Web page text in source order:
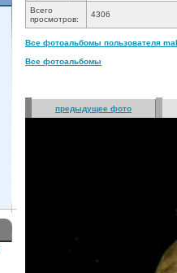
Всего
просмотров:
4306
Все фотоальбомы пользователя
Все фотоальбомы
предыдущее фото